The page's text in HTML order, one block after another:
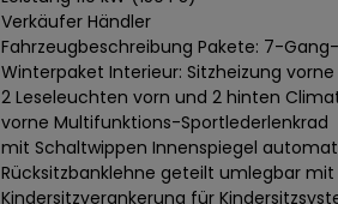
Verkäufer Händler
Fahrzeugbeschreibung Pakete: 7-
Winterpaket Interieur: Sitzheizung
2 Leseleuchten vorn und 2 hinten
vorne Multifunktions-Sportlederlenkrad
mit Schaltwippen Innenspiegel
Rücksitzbanklehne geteilt umlegbar
Kindersitzverankerung für